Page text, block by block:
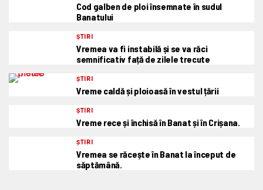
Cod galben de ploi însemnate în sudul
Banatului
ȘTIRI
Vremea va fi instabilă și se va răci
semnificativ față de zilele trecute
ȘTIRI
Vreme caldă și ploioasă în vestul țării
ȘTIRI
Vreme rece și închisă în Banat și în Crișana.
ȘTIRI
Vremea se răcește în Banat la început de
săptămână.